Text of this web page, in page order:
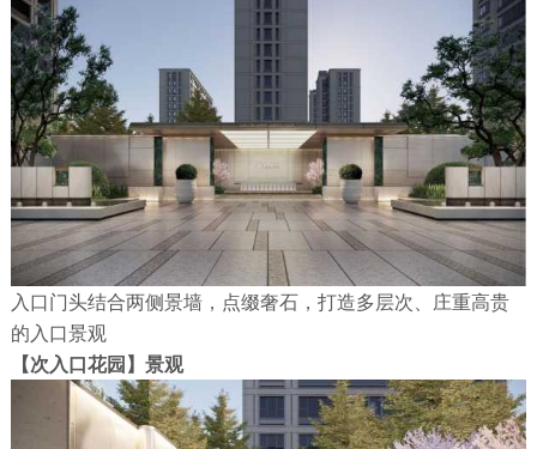
入口门头结合两侧景墙，点缀奢石，打造多层次、庄重高贵
的入口景观
【次入口花园】景观